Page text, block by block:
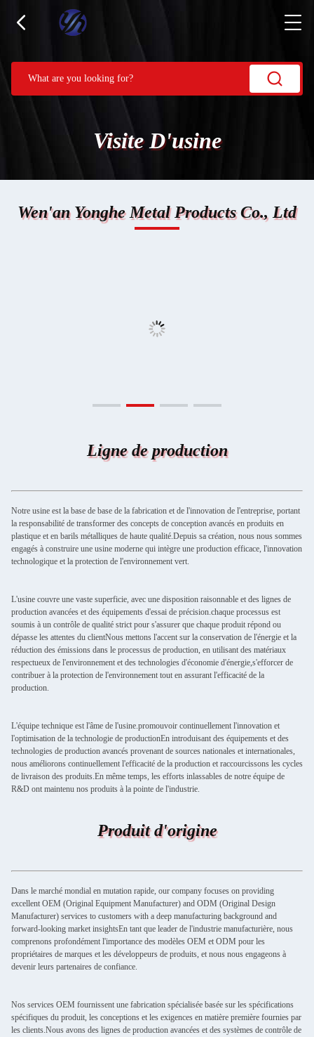
Visite D'usine
Wen'an Yonghe Metal Products Co., Ltd
Ligne de production
Notre usine est la base de base de la fabrication et de l'innovation de l'entreprise, portant
la responsabilité de transformer des concepts de conception avancés en produits en
plastique et en barils métalliques de haute qualité.Depuis sa création, nous nous sommes
engagés à construire une usine moderne qui intègre une production efficace, l'innovation
technologique et la protection de l'environnement vert.
L'usine couvre une vaste superficie, avec une disposition raisonnable et des lignes de
production avancées et des équipements d'essai de précision.chaque processus est
soumis à un contrôle de qualité strict pour s'assurer que chaque produit répond ou
dépasse les attentes du clientNous mettons l'accent sur la conservation de l'énergie et la
réduction des émissions dans le processus de production, en utilisant des matériaux
respectueux de l'environnement et des technologies d'économie d'énergie,s'efforcer de
contribuer à la protection de l'environnement tout en assurant l'efficacité de la
production.
L'équipe technique est l'âme de l'usine.promouvoir continuellement l'innovation et
l'optimisation de la technologie de productionEn introduisant des équipements et des
technologies de production avancés provenant de sources nationales et internationales,
nous améliorons continuellement l'efficacité de la production et raccourcissons les cycles
de livraison des produits.En même temps, les efforts inlassables de notre équipe de
R&D ont maintenu nos produits à la pointe de l'industrie.
Produit d'origine
Dans le marché mondial en mutation rapide, our company focuses on providing
excellent OEM (Original Equipment Manufacturer) and ODM (Original Design
Manufacturer) services to customers with a deep manufacturing background and
forward-looking market insightsEn tant que leader de l'industrie manufacturière, nous
comprenons profondément l'importance des modèles OEM et ODM pour les
propriétaires de marques et les développeurs de produits, et nous nous engageons à
devenir leurs partenaires de confiance.
Nos services OEM fournissent une fabrication spécialisée basée sur les spécifications
spécifiques du produit, les conceptions et les exigences en matière première fournies par
les clients.Nous avons des lignes de production avancées et des systèmes de contrôle de